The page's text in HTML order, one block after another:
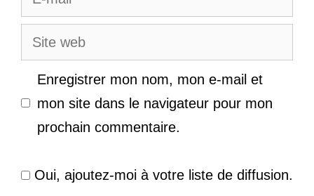
mail
Site
web
Enregistrer mon nom, mon e-mail et
mon site dans le navigateur pour mon
prochain commentaire.
Oui, ajoutez-moi à votre liste de diffusion.